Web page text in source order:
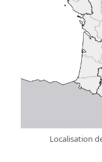
Localisation